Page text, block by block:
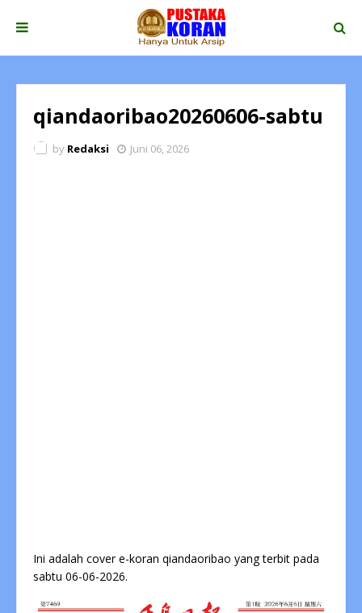
qiandaoribao20260606-sabtu
by Redaksi Juni 06, 2026
Ini adalah cover e-koran qiandaoribao yang terbit pada
sabtu 06-06-2026.